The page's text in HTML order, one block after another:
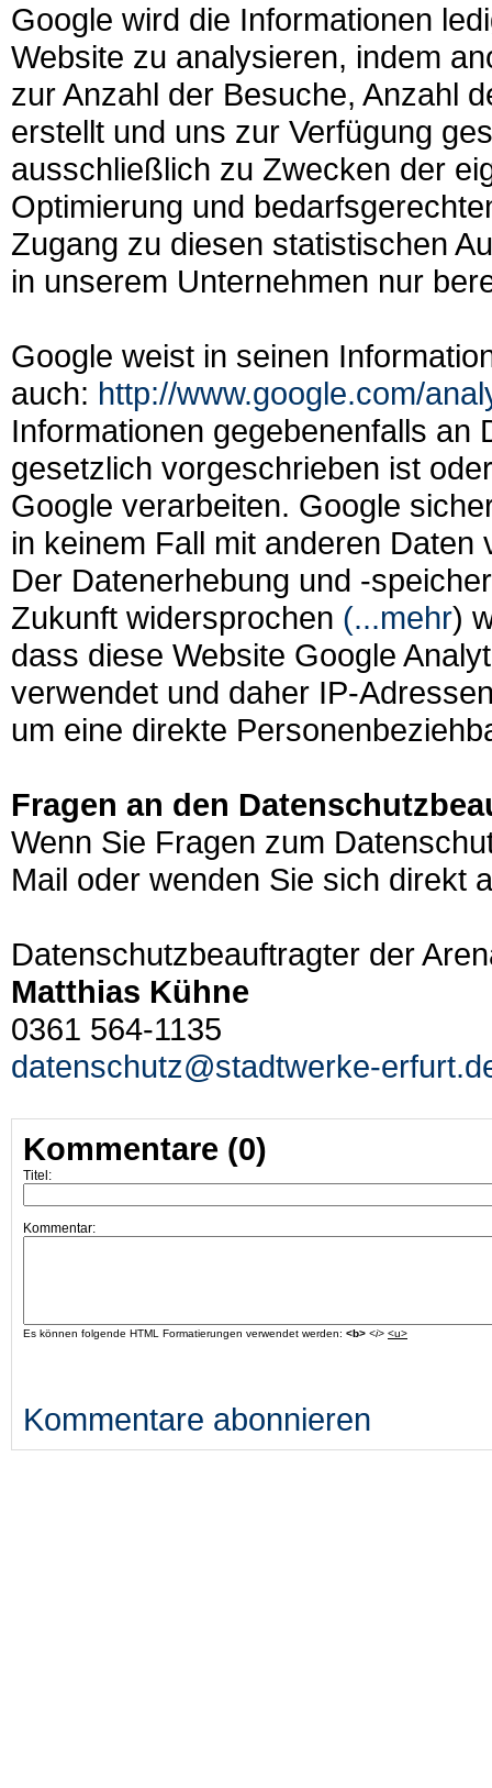
Google wird die Informationen
Website zu analysieren, indem
zur Anzahl der Besuche, Anzahl
erstellt und uns zur Verfügung
ausschließlich zu Zwecken der
Optimierung und
Zugang zu diesen statistischen
in unserem Unternehmen nur
Google weist in seinen
auch: http://www.google.com/
Informationen gegebenenfalls an
gesetzlich vorgeschrieben ist
Google verarbeiten. Google
in keinem Fall mit anderen
Der Datenerhebung und -
Zukunft widersprochen (...mehr)
dass diese Website Google
verwendet und daher IP-
um eine direkte
Fragen an den
Wenn Sie Fragen zum
Mail oder wenden Sie sich direkt
Datenschutzbeauftragter der
Matthias Kühne
0361 564-1135
datenschutz@stadtwerke-
Kommentare (0)
Titel:
Kommentar:
Es können folgende HTML Formatierungen verwendet werden: <b> <i> <u>
Kommentare abonnieren